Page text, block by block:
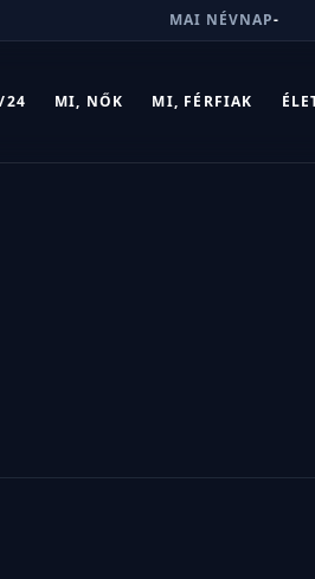
MAI NÉVNAP-
24 MI, NŐK MI, FÉRFIAK